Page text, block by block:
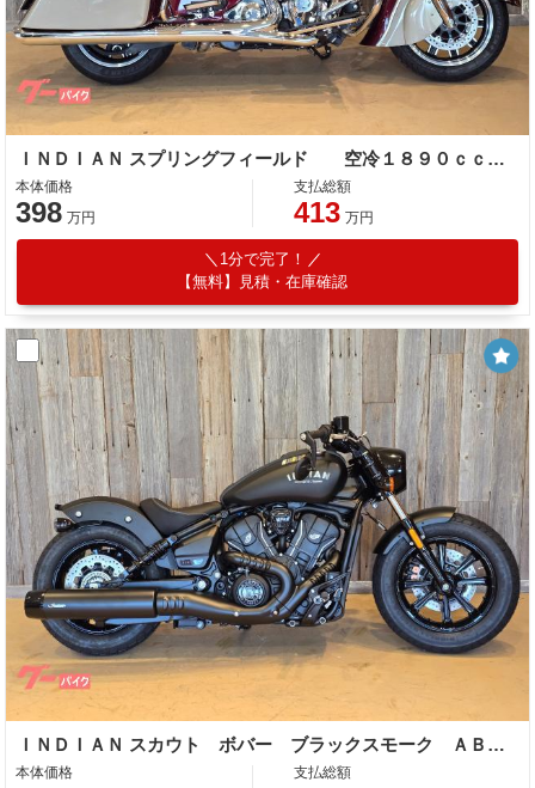
ＩＮＤＩＡＮ スプリングフィールド 空冷１８９０ｃｃ サンダーストロークエンジン クイックリリースクリアウィンドシールド
本体価格
398 万円
支払総額
413 万円
1分で完了！
【無料】見積・在庫確認
ＩＮＤＩＡＮ スカウト ボバー ブラックスモーク ＡＢＳ ボブフェンダー ソロスタイルボバーフェンダー
本体価格 支払総額